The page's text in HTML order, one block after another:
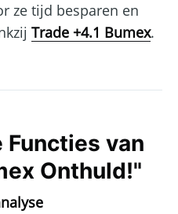
ze tijd besparen en
Trade +4.1 Bumex.
Functies van
Onthuld!"